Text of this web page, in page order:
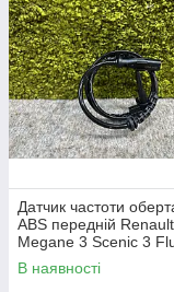
Датчик частоти
ABS передній Renault
Megane 3 Scenic 3
Duster Передній
датчик ABS Рено
В наявності